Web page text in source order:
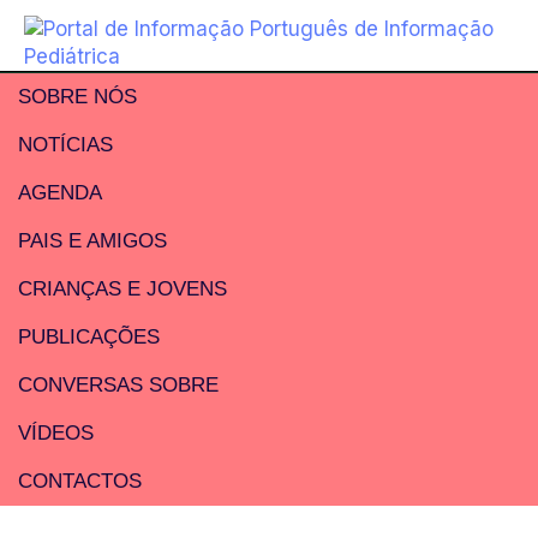
SOBRE NÓS
NOTÍCIAS
AGENDA
PAIS E AMIGOS
CRIANÇAS E JOVENS
PUBLICAÇÕES
CONVERSAS SOBRE
VÍDEOS
CONTACTOS